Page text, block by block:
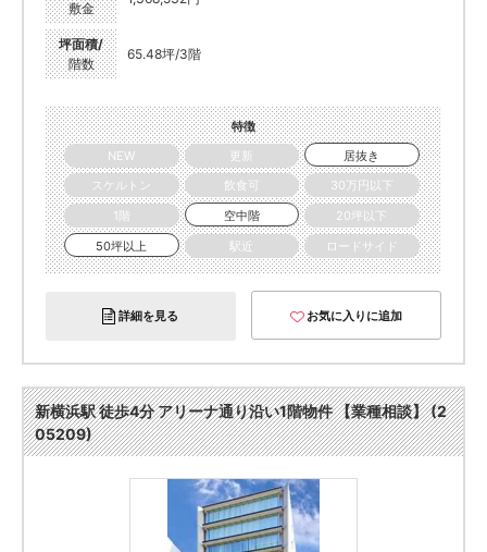
敷金
坪面積/
階数
65.48坪/3階
特徴
NEW
更新
居抜き
スケルトン
飲食可
30万円以下
1階
空中階
20坪以下
50坪以上
駅近 ロードサイド
詳細を見る お気に入りに追加
新横浜駅 徒歩4分 アリーナ通り沿い1階物件 【業種相談】 (2
05209)